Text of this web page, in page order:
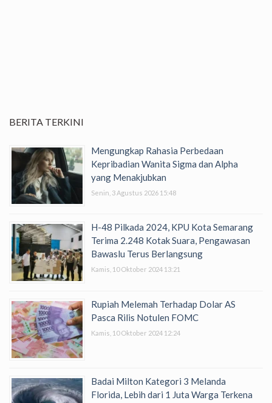
BERITA TERKINI
Mengungkap Rahasia Perbedaan
Kepribadian Wanita Sigma dan Alpha
yang Menakjubkan
Senin, 3 Agustus 2026 15:48
H-48 Pilkada 2024, KPU Kota Semarang
Terima 2.248 Kotak Suara, Pengawasan
Bawaslu Terus Berlangsung
Kamis, 10 Oktober 2024 13:21
Rupiah Melemah Terhadap Dolar AS
Pasca Rilis Notulen FOMC
Kamis, 10 Oktober 2024 12:24
Badai Milton Kategori 3 Melanda
Florida, Lebih dari 1 Juta Warga Terkena